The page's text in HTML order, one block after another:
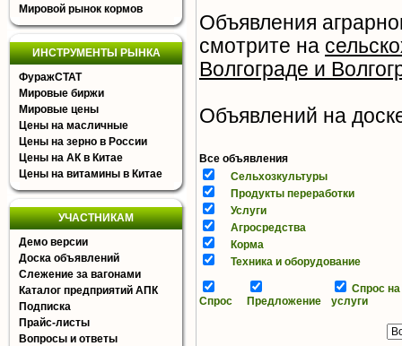
Мировой рынок кормов
ИНСТРУМЕНТЫ РЫНКА
ФуражСТАТ
Мировые биржи
Мировые цены
Цены на масличные
Цены на зерно в России
Цены на АК в Китае
Цены на витамины в Китае
УЧАСТНИКАМ
Демо версии
Доска объявлений
Слежение за вагонами
Каталог предприятий АПК
Подписка
Прайс-листы
Вопросы и ответы
Объявления
смотрите на
Волгограде и
Объявлений на
Все объявления
Сельхозкультуры
Продукты переработки
Услуги
Агросредства
Корма
Техника и оборудование
Спрос Предложение
Спрос на
услуги